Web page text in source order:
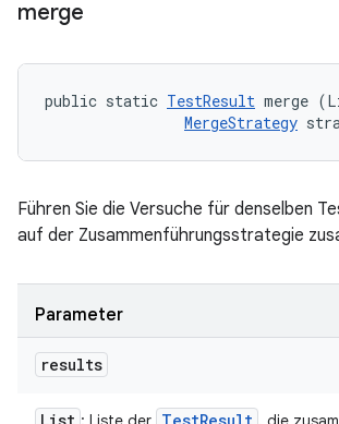
merge
public static TestResult merge
MergeStrategy
Führen Sie die Versuche für denselben
auf der Zusammenführungsstrategie
Parameter
results